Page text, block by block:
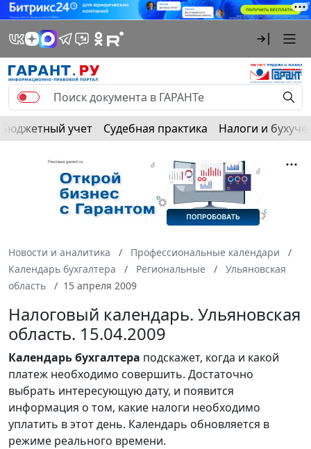
Бюджетный учет Судебная практика Налоги и
Новости и аналитика
Профессиональные календари
Календарь бухгалтера
Региональные
Ульяновская
область
15 апреля 2009
Налоговый календарь. Ульяновская
область. 15.04.2009
Календарьбухгалтера подскажет, когда и какой
платеж необходимо совершить. Достаточно
выбрать интересующую дату, и появится
информация о том, какие налоги необходимо
уплатить в этот день. Календарь обновляется в
режиме реального времени.